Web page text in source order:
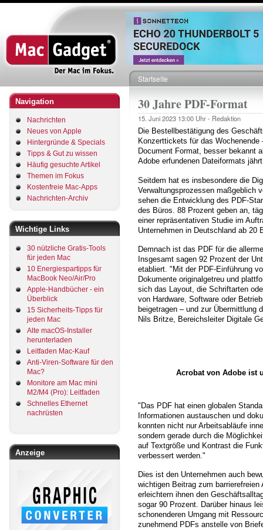
Direkt
zum
Inhalt
Navigation
Nachrichten
Neues von Apple
Hintergründe & Specials
Tipps & Gut zu wissen
Häufig gesuchte Artikel
Themen im Fokus
Kostenfreie Mac-Apps
Nachrichten-Archiv
Wichtige Links
30 nützliche Gratis-Tools
für jeden Mac
10 Energiespartipps für
MacBook Neo/Air/Pro
Apple-Handbücher - ein
Überblick
15 Sicherheits-Tipps für
jeden Mac
Alte macOS-Installer
herunterladen
Leitfaden Mac-Kauf
Anti-Viren-Software für den
Mac?
Monitore am Mac mini
M2/M4 (Pro): Leitfaden
Schnelles Ethernet
nachrüsten
Anzeige
Pfadnavigation
Startseite
30 Jahre PDF-Format
15. Juni 2023 13:00 Uhr - Redaktion
Die Bestellbestätigung des
Konzerttickets für das
Document Format, besser bekannt
Adobe erfundenen Dateiformats
Seitdem hat es insbesondere die
Verwaltungsprozessen maßgeblich
sehen die Entwicklung des PDF-
des Büros. 88 Prozent geben an,
einer repräsentativen Studie im
Unternehmen in Deutschland ab 20
Demnach ist das PDF für die
Insgesamt sagen 92 Prozent der
etabliert. "Mit der PDF-Einführung
Dokumente originalgetreu und
sich das Layout, die Schriftarten
von Hardware, Software oder
beigetragen – und zur Übermittlung
Nils Britze, Bereichsleiter Digitale
Acrobat von Adobe ist
"Das PDF hat einen globalen
Informationen austauschen und
konnten nicht nur Arbeitsabläufe
sondern gerade durch die
auf Textgröße und Kontrast die
verbessert werden."
Dies ist den Unternehmen auch
wichtigen Beitrag zum
erleichtern ihnen den
sogar 90 Prozent. Darüber hinaus
schonenderen Umgang mit
zunehmend PDFs anstelle von